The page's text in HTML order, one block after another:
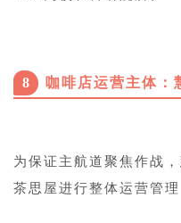
8 咖啡店运营主体：
为保证主航道聚焦作战
茶思屋进行整体运营管